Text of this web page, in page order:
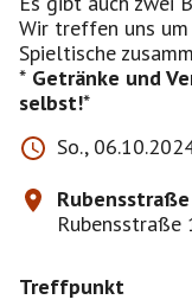
Wir treffen uns
Spieltische
* Getränke und
selbst!
So.,
Treffpunkt